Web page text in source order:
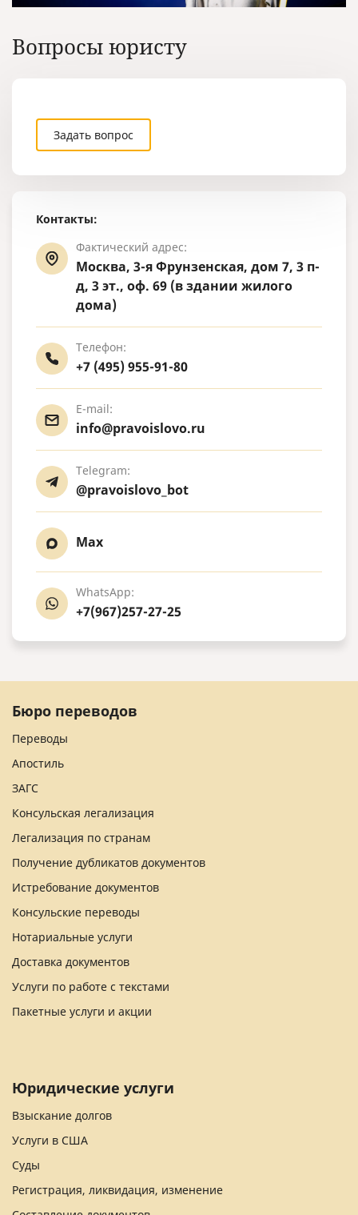
Контакты:
Фактический адрес:
Москва, 3-я Фрунзенская, дом 7, 3 п-
д, 3 эт., оф. 69 (в здании жилого
дома)
Телефон:
+7 (495) 955-91-80
E-mail:
info@pravoislovo.ru
Telegram:
@pravoislovo_bot
Max
WhatsApp:
+7(967)257-27-25
Вопросы юристу
Задать вопрос
Бюро переводов
Переводы
Апостиль
ЗАГС
Консульская легализация
Легализация по странам
Получение дубликатов документов
Истребование документов
Консульские переводы
Нотариальные услуги
Доставка документов
Услуги по работе с текстами
Пакетные услуги и акции
Юридические услуги
Взыскание долгов
Услуги в США
Суды
Регистрация, ликвидация, изменение